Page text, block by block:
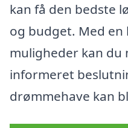
kan få den bedste
og budget. Med
muligheder kan
informeret
drømmehave kan